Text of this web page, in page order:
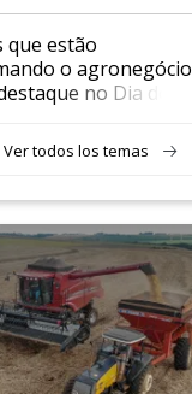
que estão
o agronegócio
no Dia do
Ver todos los temas